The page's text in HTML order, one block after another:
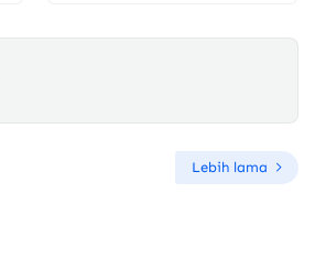
Lebih lama